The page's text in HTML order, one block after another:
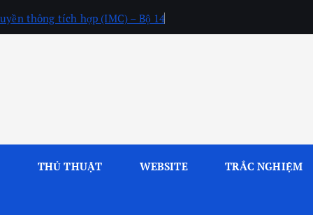
thông tích hợp (IMC) – Bộ 14
THỦ THUẬT WEBSITE TRẮC NGHIỆM